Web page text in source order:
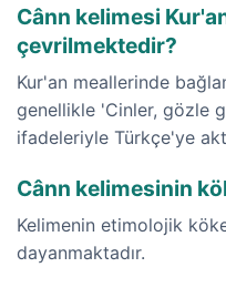
Cânn kelimesi
çevrilmektedir?
Kur'an meallerinde
genellikle 'Cinler, gözle
ifadeleriyle Türkçe'ye
Cânn kelimesinin
Kelimenin etimolojik
dayanmaktadır.